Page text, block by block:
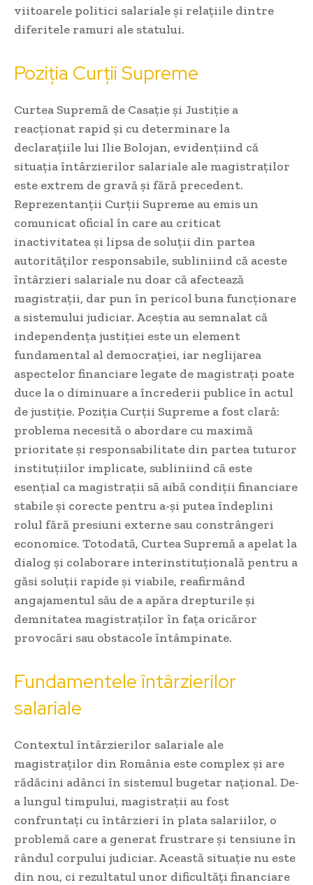
viitoarele politici salariale și relațiile dintre
diferitele ramuri ale statului.
Poziția Curții Supreme
Curtea Supremă de Casație și Justiție a
reacționat rapid și cu determinare la
declarațiile lui Ilie Bolojan, evidențiind că
situația întârzierilor salariale ale magistraților
este extrem de gravă și fără precedent.
Reprezentanții Curții Supreme au emis un
comunicat oficial în care au criticat
inactivitatea și lipsa de soluții din partea
autorităților responsabile, subliniind că aceste
întârzieri salariale nu doar că afectează
magistrații, dar pun în pericol buna funcționare
a sistemului judiciar. Aceștia au semnalat că
independența justiției este un element
fundamental al democrației, iar neglijarea
aspectelor financiare legate de magistrați poate
duce la o diminuare a încrederii publice în actul
de justiție. Poziția Curții Supreme a fost clară:
problema necesită o abordare cu maximă
prioritate și responsabilitate din partea tuturor
instituțiilor implicate, subliniind că este
esențial ca magistrații să aibă condiții financiare
stabile și corecte pentru a-și putea îndeplini
rolul fără presiuni externe sau constrângeri
economice. Totodată, Curtea Supremă a apelat la
dialog și colaborare interinstituțională pentru a
găsi soluții rapide și viabile, reafirmând
angajamentul său de a apăra drepturile și
demnitatea magistraților în fața oricăror
provocări sau obstacole întâmpinate.
Fundamentele întârzierilor
salariale
Contextul întârzierilor salariale ale
magistraților din România este complex și are
rădăcini adânci în sistemul bugetar național. De-
a lungul timpului, magistrații au fost
confruntați cu întârzieri în plata salariilor, o
problemă care a generat frustrare și tensiune în
rândul corpului judiciar. Această situație nu este
din nou, ci rezultatul unor dificultăți financiare